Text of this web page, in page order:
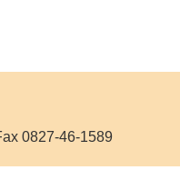
0827-46-1589